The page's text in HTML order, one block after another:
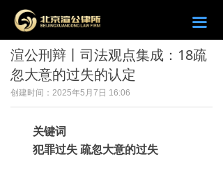
끀
渲公刑辩丨司法观点集成：18疏
忽大意的过失的认定
创建时间： 2025年5月7日 16:06
关键词
犯罪过失 疏忽大意的过失